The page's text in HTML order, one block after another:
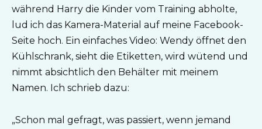
während Harry die Kinder vom Training abholte,
lud ich das Kamera-Material auf meine Facebook-
Seite hoch. Ein einfaches Video: Wendy öffnet den
Kühlschrank, sieht die Etiketten, wird wütend und
nimmt absichtlich den Behälter mit meinem
Namen. Ich schrieb dazu:
„Schon mal gefragt, was passiert, wenn jemand